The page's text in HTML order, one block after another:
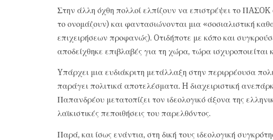
Στην άλλη όχθη πολλοί ελπίζουν να επιστρέψει το
το ονομάζουν) και φαντασιώνονται μια «σοσιαλιστική
επιχειρήσεων προφανώς). Oτιδήποτε με κόπο και
αποδείχθηκε επιβλαβές για τη χώρα, τώρα ισχυροποιείται
Yπάρχει μια ευδιάκριτη μετάλλαξη στην περιρρέουσα
παράγει πολιτικά αποτελέσματα. H διαχειριστική
Παπανδρέου μετατοπίζει τον ιδεολογικό άξονα της
λαϊκιστικές πεποιθήσεις του παρελθόντος.
Παρά, και ίσως ενάντια, στη δική τους ιδεολογική